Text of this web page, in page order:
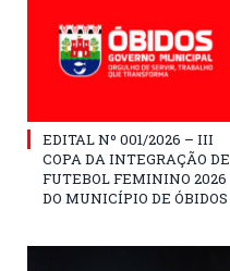
EDITAL Nº 001/2026 – III
COPA DA INTEGRAÇÃO DE
FUTEBOL FEMININO 2026
DO MUNICÍPIO DE ÓBIDOS